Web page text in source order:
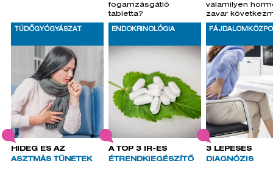
fogamzásgátló
tabletta?
valamilyen
zavar
TÜDŐGYÓGYÁSZAT
HIDEG ÉS AZ
ASZTMÁS TÜNETEK
ENDOKRINOLÓGIA
A TOP 3 IR-ES
ÉTRENDKIEGÉSZÍTŐ
3 LÉPÉSES
DIAGNÓZIS